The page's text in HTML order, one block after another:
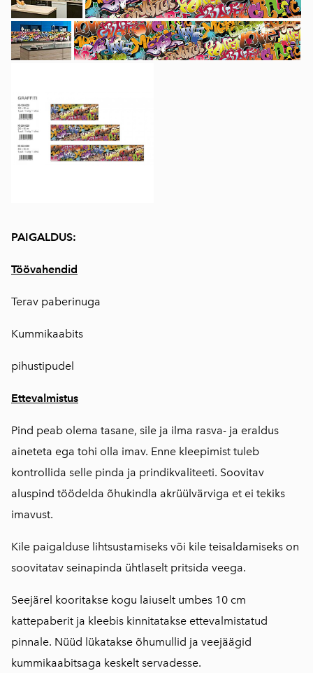
PAIGALDUS:
Töövahendid
Terav paberinuga
Kummikaabits
pihustipudel
Ettevalmistus
Pind peab olema tasane, sile ja ilma rasva- ja eraldus
aineteta ega tohi olla imav. Enne kleepimist tuleb
kontrollida selle pinda ja prindikvaliteeti. Soovitav
aluspind töödelda õhukindla akrüülvärviga et ei tekiks
imavust.
Kile paigalduse lihtsustamiseks või kile teisaldamiseks on
soovitatav seinapinda ühtlaselt pritsida veega.
Seejärel kooritakse kogu laiuselt umbes 10 cm
kattepaberit ja kleebis kinnitatakse ettevalmistatud
pinnale. Nüüd lükatakse õhumullid ja veejäägid
kummikaabitsaga keskelt servadesse.